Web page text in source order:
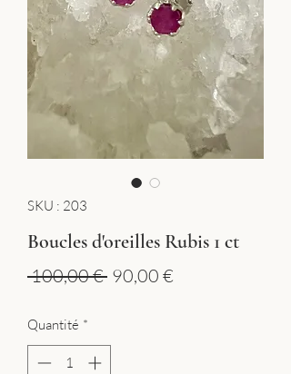
SKU : 203
Boucles d'oreilles Rubis 1 ct
100,00 € Prix
90,00 €
Quantité *